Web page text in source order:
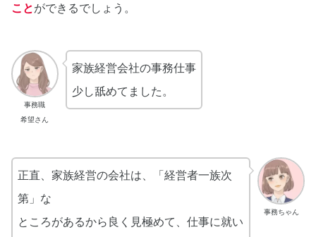
ことができるでしょう。
事務職
希望さん
家族経営会社の事務仕事
少し舐めてました。
事務ちゃん
正直、家族経営の会社は、「経営者一族次
第」な
ところがあるから良く見極めて、仕事に就い